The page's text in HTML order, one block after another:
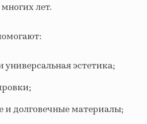
лет.
эстетика;
и долговечные материалы;